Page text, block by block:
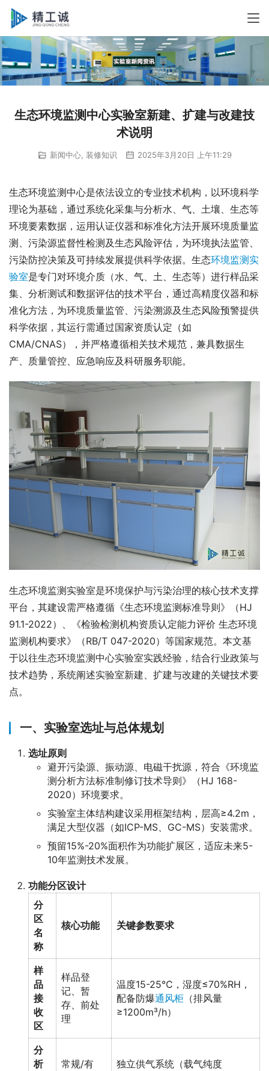
生态环境监测中心实验室新建、扩建与改建技
术说明
新闻中心, 装修知识 2025年3月20日 上午11:29
生态环境监测中心是依法设立的专业技术机构，以环境科学
理论为基础，通过系统化采集与分析水、气、土壤、生态等
环境要素数据，运用认证仪器和标准化方法开展环境质量监
测、污染源监督性检测及生态风险评估，为环境执法监管、
污染防控决策及可持续发展提供科学依据。生态环境监测实
验室是专门对环境介质（水、气、土、生态等）进行样品采
集、分析测试和数据评估的技术平台，通过高精度仪器和标
准化方法，为环境质量监管、污染溯源及生态风险预警提供
科学依据，其运行需通过国家资质认定（如
CMA/CNAS），并严格遵循相关技术规范，兼具数据生
产、质量管控、应急响应及科研服务职能。
生态环境监测实验室是环境保护与污染治理的核心技术支撑
平台，其建设需严格遵循《生态环境监测标准导则》（HJ
91.1-2022）、《检验检测机构资质认定能力评价 生态环境
监测机构要求》（RB/T 047-2020）等国家规范。本文基
于以往生态环境监测中心实验室实践经验，结合行业政策与
技术趋势，系统阐述实验室新建、扩建与改建的关键技术要
点。
一、实验室选址与总体规划
选址原则
避开污染源、振动源、电磁干扰源，符合《环境监
测分析方法标准制修订技术导则》（HJ 168-
2020）环境要求。
实验室主体结构建议采用框架结构，层高≥4.2m，
满足大型仪器（如ICP-MS、GC-MS）安装需求。
预留15%-20%面积作为功能扩展区，适应未来5-
10年监测技术发展。
功能分区设计
分
区
名
称
核心功能 关键参数要求
样
品
接
收
区
样品登
记、暂
存、前处
理
温度15-25℃，湿度≤70%RH，
配备防爆通风柜 （排风量
≥1200m³/h）
分
析
常规/有
独立供气系统（载气纯度